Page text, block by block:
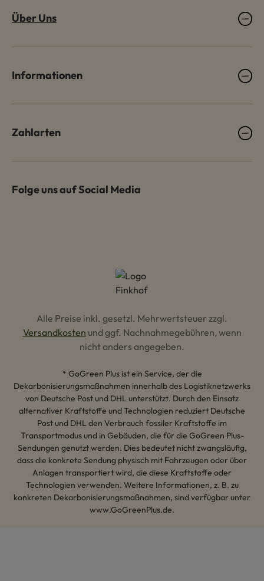
Über Uns
Informationen
Zahlarten
Folge uns auf Social Media
Alle Preise inkl. gesetzl. Mehrwertsteuer zzgl.
Versandkosten und ggf. Nachnahmegebühren, wenn
nicht anders angegeben.
* GoGreen Plus ist ein Service, der die
Dekarbonisierungsmaßnahmen innerhalb des Logistiknetzwerks
von Deutsche Post und DHL unterstützt. Durch den Einsatz
alternativer Kraftstoffe und Technologien reduziert Deutsche
Post und DHL den Verbrauch fossiler Kraftstoffe im
Transportmodus und in Gebäuden, die für die GoGreen Plus-
Sendungen genutzt werden. Dies bedeutet nicht zwangsläufig,
dass die konkrete Sendung physisch mit Fahrzeugen oder über
Anlagen transportiert wird, die diese Kraftstoffe oder
Technologien verwenden. Weitere Informationen, z. B. zu
konkreten Dekarbonisierungsmaßnahmen, sind verfügbar unter
www.GoGreenPlus.de.